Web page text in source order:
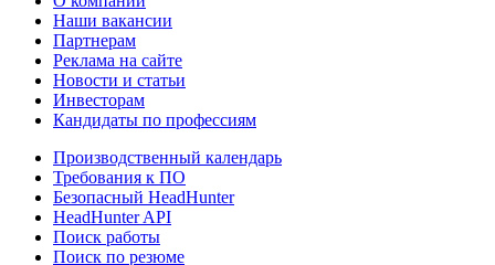
Наши вакансии
Партнерам
Реклама на сайте
Новости и статьи
Инвесторам
Кандидаты по профессиям
Производственный календарь
Требования к ПО
Безопасный HeadHunter
HeadHunter API
Поиск работы
Поиск по резюме